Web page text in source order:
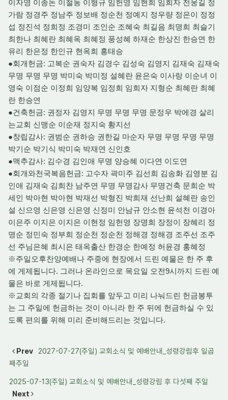
이자영 이종돈 이철동 이형규 임헌영 임현희 임희자 전웅길 정
가람 정경주 정남주 정보배 정순천 정예지 정우량 정은이 정정
섭 정진석 정희정 조경미 조인순 조혜숙 최길음 최명희 최슬기
최한나 최혜란 최혜옥 최혜정 풍성혜 하재순 한상진 한승연 한
유리 한은정 한인규 현옥희 홍태승
●회개헌금: 고복순 권숙자 김경수 김성숙 김영지 김재숙 김재숙
무명 무명 무명 박미숙 박미정 설혜란 윤은숙 이사랑 이순녀 이
영숙 이점순 이정희 임양복 임정희 임희자 지형순 최혜란 최혜
란 한승연
●건축헌금: 권정자 김영지 무명 무명 무명 문정우 박에경 살리
는교회 신맹순 이순재 정지숙 황지선
●창립감사: 권범순 권하승 권한길 마순자 무명 무명 무명 무명
박기순 박기식 박미숙 박재연 신인호
●맥추감사: 김수경 김인애 무명 양승혜 이다연 이도연
●회개와천국복음헌금: 고수자 곽미주 김선희 김송화 김영분 김
인애 김재숙 김희찬 남주연 무명 무명감사 무명건축 문희순 박
세인 박아현 박아현 박재선 박형진 박희재 선난희 설혜란 송인
설 신으영 신은영 신은영 신정미 안남규 안소현 윤석천 이경아
이은주 이지은 이지은 이현정 임헌영 장명희 장정이 장혜리 정
명순 정민숙 정부희 정순천 정순천 정해경 정해경 조주선 조주
선 주님은혜 최시은 태옥출산 한경순 한예정 허윤경 홍혜정
※주일오후찬양예배나 주중에 현장에서 드린 예물은 한 주 후
에 게제됩니다. 그러나 온라인으로 목요일 오전9시까지 드린 예
물은 바로 게제됩니다.
※교회의 각종 절기나 집회를 앞두고 미리 나눠드린 헌금봉투
는 그 주일에 헌금하는 것이 아니라 한 주 뒤에 헌금하실 수 있
도록 편의를 위해 미리 준비해드리는 것입니다.
Prev
2027-07-27(주일) 교회소식 및 예배안내_성령강림후 일곱
째주일
2025-07-13(주일) 교회소식 및 예배안내_성령강림 후 다섯째 주일
Next